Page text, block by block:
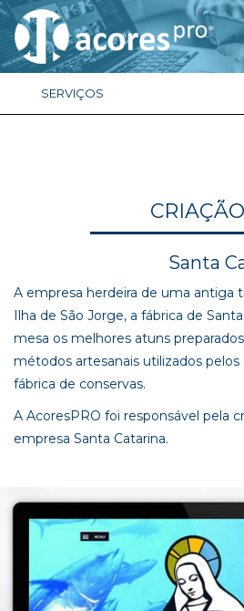
SERVIÇOS
Santa
A empresa herdeira de uma antiga
Ilha de São Jorge, a fábrica de
mesa os melhores atuns
métodos artesanais utilizados
fábrica de conservas.
A AcoresPRO foi responsável pela
empresa Santa Catarina.